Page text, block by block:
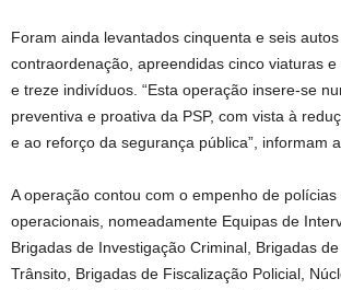
Foram ainda levantados cinquenta e seis
contraordenação, apreendidas cinco viaturas
e treze indivíduos. “Esta operação insere-se
preventiva e proativa da PSP, com vista à
e ao reforço da segurança pública”, informam
A operação contou com o empenho de
operacionais, nomeadamente Equipas de
Brigadas de Investigação Criminal, Brigadas
Trânsito, Brigadas de Fiscalização Policial,